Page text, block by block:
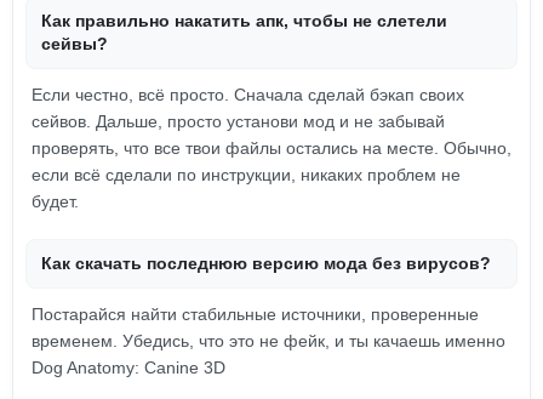
Как правильно накатить апк, чтобы не слетели
сейвы?
Если честно, всё просто. Сначала сделай бэкап своих
сейвов. Дальше, просто установи мод и не забывай
проверять, что все твои файлы остались на месте. Обычно,
если всё сделали по инструкции, никаких проблем не
будет.
Как скачать последнюю версию мода без вирусов?
Постарайся найти стабильные источники, проверенные
временем. Убедись, что это не фейк, и ты качаешь именно
Dog Anatomy: Canine 3D